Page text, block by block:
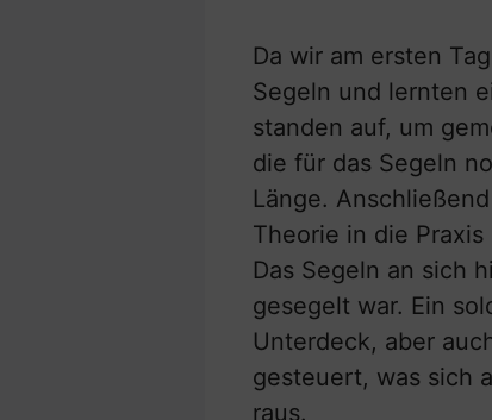
Da wir am ersten
Segeln und lernten
standen auf, um
die für das Segeln
Länge.
Theorie in die
Das Segeln an sich
gesegelt war. Ein
Unterdeck, aber
gesteuert, was sich
raus.